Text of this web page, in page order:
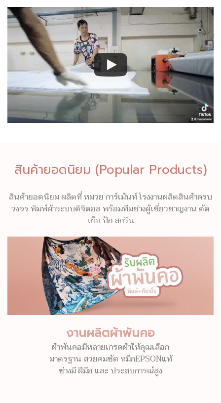
สินค้ายอดนิยม (Popular Products)
สินค้ายอดนิยม ผลิตที่ หมวย การ์เม้นท์ โรงงานผลิตสินค้าครบ
วงจร พิมพ์ผ้าระบบดิจิตอล พร้อมทีมช่างผู้เชี่ยวชาญงาน ตัด
เย็บ ปัก สกรีน
งานผลิตผ้าพันคอ
ผ้าพันคอมีหลายเกรดผ้าให้คุณเลือก
มาตรฐาน สวยคมชัด หมึกEPSONแท้
ช่างมี ฝีมือ และ ประสบการณ์สูง